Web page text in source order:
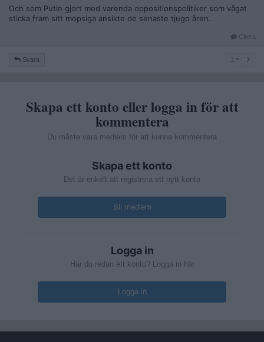
Och som Putin gjort med varenda oppositionspolitiker som vågat
sticka fram sitt mopsiga ansikte de senaste tjugo åren.
Citera
Svara
Skapa ett konto eller logga in för att
kommentera
Du måste vara medlem för att kunna kommentera
Skapa ett konto
Det är enkelt att registrera ett nytt konto
Bli medlem
Logga in
Har du redan ett konto? Logga in här
Logga in